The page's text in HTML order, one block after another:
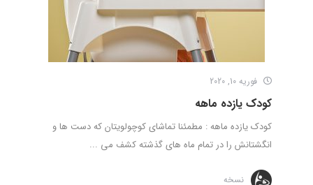
فوریه 10, 2020
کودک یازده ماهه
کودک یازده ماهه : مطمئنا تماشای کوچولویتان که دست ها و
انگشتانش را در تمام ماه های گذشته کشف می ...
نسخه